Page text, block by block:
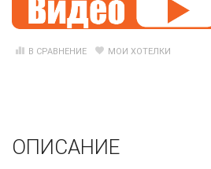
В СРАВНЕНИЕ МОИ ХОТЕЛКИ
ОПИСАНИЕ